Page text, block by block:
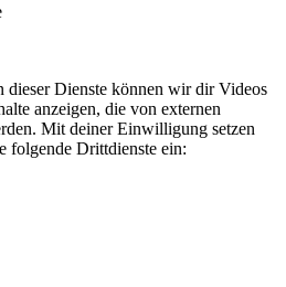
dieser Dienste können wir dir Videos
anzeigen, die von externen
Mit deiner Einwilligung setzen
folgende Drittdienste ein: